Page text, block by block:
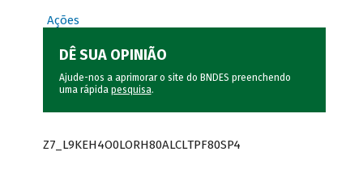
Ações
DÊ SUA OPINIÃO
Ajude-nos a aprimorar o site do BNDES preenchendo
uma rápida pesquisa.
Z7_L9KEH4O0LORH80ALCLTPF80SP4